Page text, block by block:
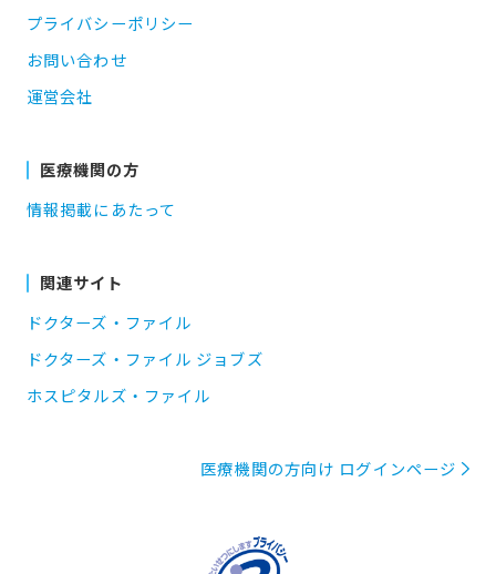
プライバシーポリシー
お問い合わせ
運営会社
医療機関の方
情報掲載にあたって
関連サイト
ドクターズ・ファイル
ドクターズ・ファイル ジョブズ
ホスピタルズ・ファイル
医療機関の方向け ログインページ